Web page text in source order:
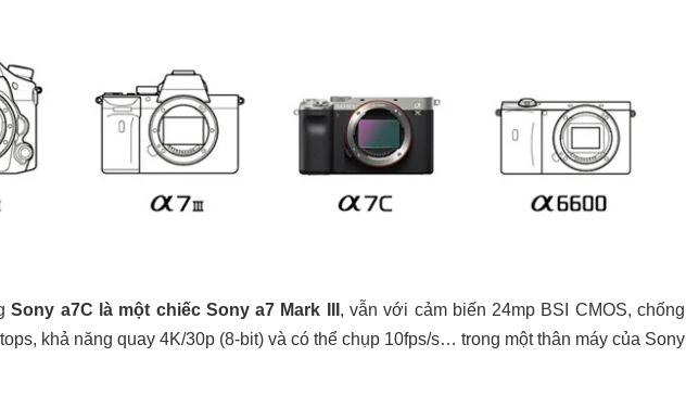
Sony a7C là một chiếc Sony a7 Mark III , vẫn với cảm biến 24mp BSI CMOS, chống
khả năng quay 4K/30p (8-bit) và có thể chụp 10fps/s… trong một thân máy của Sony